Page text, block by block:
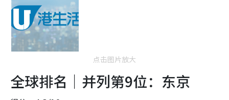
点击图片放大
全球排名｜并列第9位：东京